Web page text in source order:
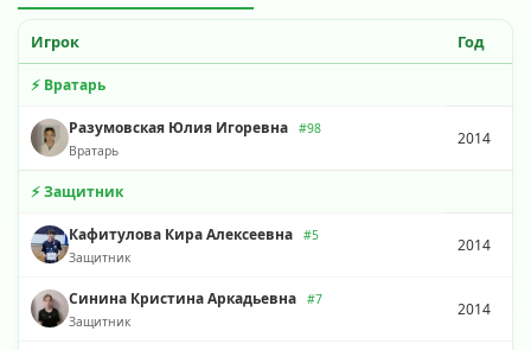
Игрок Год
⚡ Вратарь
Разумовская Юлия Игоревна
#98
Вратарь
2014
⚡ Защитник
Кафитулова Кира Алексеевна
#5
Защитник
2014
Синина Кристина Аркадьевна
#7
Защитник
2014